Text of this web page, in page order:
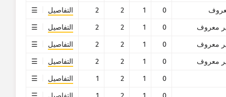
0
1
2
2
التفاصيل
معروف
0
1
2
2
التفاصيل
معروف
0
1
2
2
التفاصيل
معروف
0
1
2
2
التفاصيل
0
1
2
1
التفاصيل